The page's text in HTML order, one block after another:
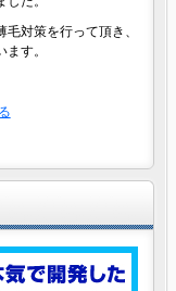
対策を行って頂き、
す。